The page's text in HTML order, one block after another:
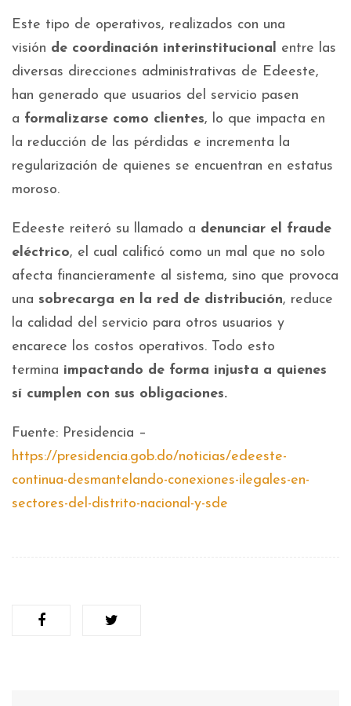
Este tipo de operativos, realizados con una
visión de coordinación interinstitucional entre las
diversas direcciones administrativas de Edeeste,
han generado que usuarios del servicio pasen
a formalizarse como clientes, lo que impacta en
la reducción de las pérdidas e incrementa la
regularización de quienes se encuentran en estatus
moroso.
Edeeste reiteró su llamado a denunciar el fraude
eléctrico, el cual calificó como un mal que no solo
afecta financieramente al sistema, sino que provoca
una sobrecarga en la red de distribución, reduce
la calidad del servicio para otros usuarios y
encarece los costos operativos. Todo esto
termina impactando de forma injusta a quienes
sí cumplen con sus obligaciones.
Fuente: Presidencia –
https://presidencia.gob.do/noticias/edeeste-
continua-desmantelando-conexiones-ilegales-en-
sectores-del-distrito-nacional-y-sde